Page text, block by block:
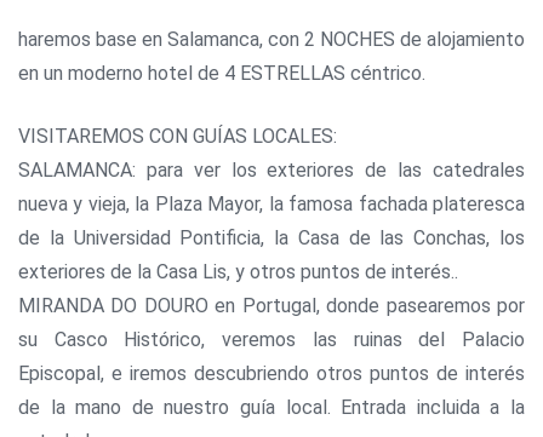
haremos base en Salamanca, con 2 NOCHES de alojamiento
en un moderno hotel de 4 ESTRELLAS céntrico.
VISITAREMOS CON GUÍAS LOCALES:
SALAMANCA: para ver los exteriores de las catedrales
nueva y vieja, la Plaza Mayor, la famosa fachada plateresca
de la Universidad Pontificia, la Casa de las Conchas, los
exteriores de la Casa Lis, y otros puntos de interés..
MIRANDA DO DOURO en Portugal, donde pasearemos por
su Casco Histórico, veremos las ruinas del Palacio
Episcopal, e iremos descubriendo otros puntos de interés
de la mano de nuestro guía local. Entrada incluida a la